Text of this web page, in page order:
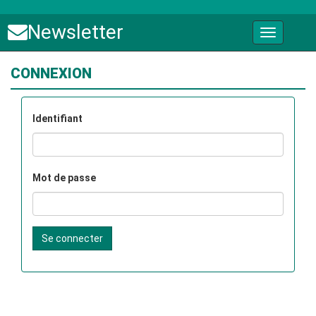
Newsletter
CONNEXION
Identifiant
Mot de passe